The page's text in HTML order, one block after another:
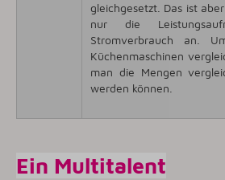
gleichgesetzt. Das ist
nur die
Stromverbrauch an.
Küchenmaschinen
man die Mengen
werden können.
Ein Multitalent